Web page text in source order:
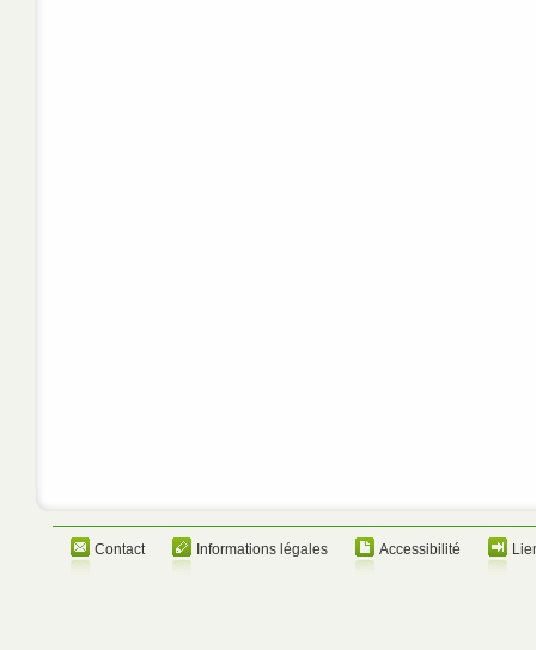
Contact Informations légales Accessibilité